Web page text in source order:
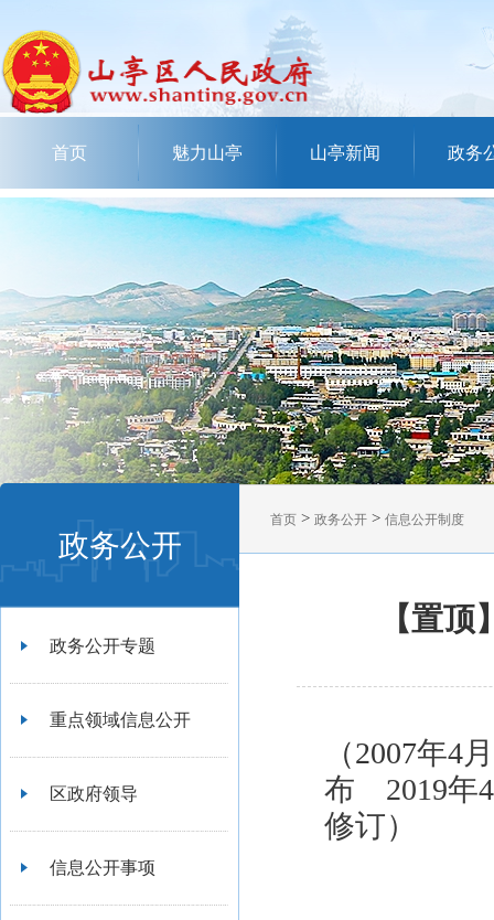
首页 魅力山亭 山亭新闻 政务
政务公开
政务公开专题
重点领域信息公开
区政府领导
信息公开事项
首页 > 政务公开 > 信息公开制度
【置
（2007年4月
布 2019年4
修订）